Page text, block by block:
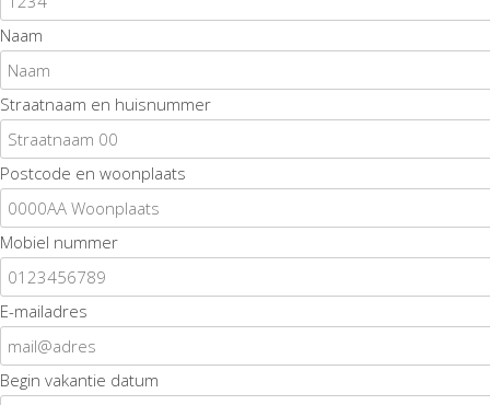
Naam
Straatnaam en huisnummer
Postcode en woonplaats
Mobiel nummer
E-mailadres
Begin vakantie datum